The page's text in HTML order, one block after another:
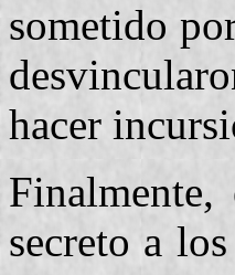
sometido
hacer
Finalmente,
secreto a